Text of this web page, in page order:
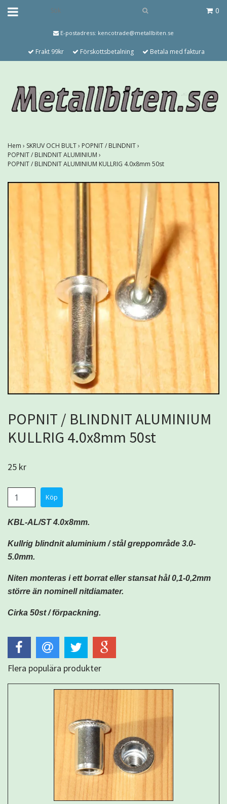
0
E-postadress: kencotrade@metallbiten.se
Frakt 99kr Förskottsbetalning Betala med faktura
Hem › SKRUV OCH BULT› POPNIT / BLINDNIT›
POPNIT / BLINDNIT ALUMINIUM ›
POPNIT / BLINDNIT ALUMINIUM KULLRIG 4.0x8mm 50st
POPNIT / BLINDNIT ALUMINIUM
KULLRIG 4.0x8mm 50st
25 kr
KBL-AL/ST 4.0x8mm.
Kullrig blindnit aluminium / stål greppområde 3.0-
5.0mm.
Niten monteras i ett borrat eller stansat hål 0,1-0,2mm
större än nominell nitdiamater.
Cirka 50st / förpackning.
Flera populära produkter